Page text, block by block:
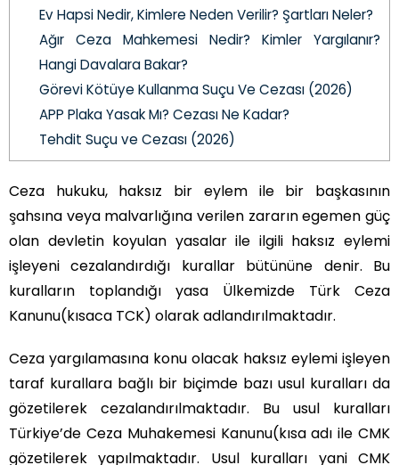
Ev Hapsi Nedir, Kimlere Neden Verilir? Şartları Neler?
Ağır Ceza Mahkemesi Nedir? Kimler Yargılanır?
Hangi Davalara Bakar?
Görevi Kötüye Kullanma Suçu Ve Cezası (2026)
APP Plaka Yasak Mı? Cezası Ne Kadar?
Tehdit Suçu ve Cezası (2026)
Ceza hukuku, haksız bir eylem ile bir başkasının
şahsına veya malvarlığına verilen zararın egemen güç
olan devletin koyulan yasalar ile ilgili haksız eylemi
işleyeni cezalandırdığı kurallar bütününe denir. Bu
kuralların toplandığı yasa Ülkemizde Türk Ceza
Kanunu(kısaca TCK) olarak adlandırılmaktadır.
Ceza yargılamasına konu olacak haksız eylemi işleyen
taraf kurallara bağlı bir biçimde bazı usul kuralları da
gözetilerek cezalandırılmaktadır. Bu usul kuralları
Türkiye’de Ceza Muhakemesi Kanunu(kısa adı ile CMK
gözetilerek yapılmaktadır. Usul kuralları yani CMK